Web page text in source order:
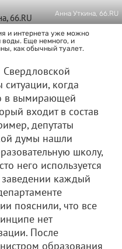
Анна Уткина, 66.RU
и интернета уже можно
воды. Еще немного, и
как обычный туалет.
Свердловской
когда
в вымирающей
входит в состав
депутаты
думы нашли
школу,
него используется
каждый
пояснили, что все
нет
После
образования